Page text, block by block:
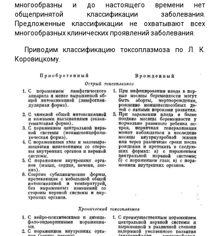
многообразны и до настоящего времени нет
общепринятой классификации заболевания.
Предложенные классификации не охватывают всех
многообразных клинических проявлений заболевания.
Приводим классификацию токсоплазмоза по Л. К.
Коровицкому.